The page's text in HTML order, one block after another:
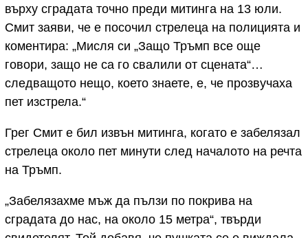
върху сградата точно преди митинга на 13 юли.
Смит заяви, че е посочил стрелеца на полицията и
коментира: „Мисля си „Защо Тръмп все още
говори, защо не са го свалили от сцената“…
следващото нещо, което знаете, е, че прозвучаха
пет изстрела.“
Грег Смит е бил извън митинга, когато е забелязал
стрелеца около пет минути след началото на речта
на Тръмп.
„Забелязахме мъж да пълзи по покрива на
сградата до нас, на около 15 метра“, твърди